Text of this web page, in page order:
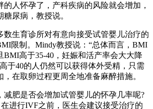
人怀孕了，产科疾病的风险就会增加，
尿病，教授说。
数生育诊所对有意向接受试管婴儿治疗的
限制。Mindy教授说：“总体而言，BMI
BMI高于35-40，妊娠和活产率会大大降
于40的人仍然可以获得体外受精，只需
在取卵过程更周全地准备麻醉措施。
减肥是否会增加试管婴儿的怀孕几率呢?
进行IVF之前，医生会建议接受治疗的